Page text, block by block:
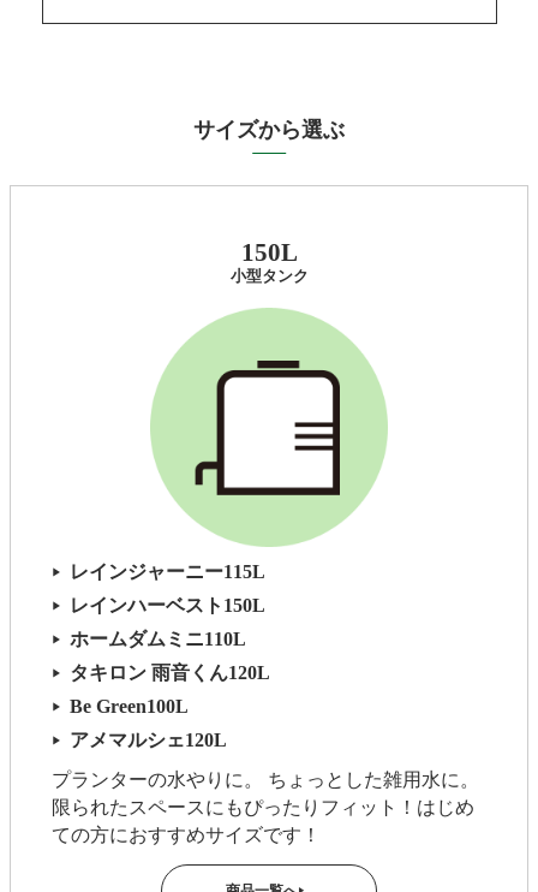
サイズから選ぶ
150L
小型タンク
▶ レインジャーニー115L
▶ レインハーベスト150L
▶ ホームダムミニ110L
▶ タキロン 雨音くん120L
▶ Be Green100L
▶
アメマルシェ120L
プランターの水やりに。 ちょっとした雑用水に。
限られたスペースにもぴったりフィット！はじめ
ての方におすすめサイズです！